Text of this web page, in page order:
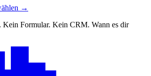
→
Kein Formular. Kein CRM. Wann es dir